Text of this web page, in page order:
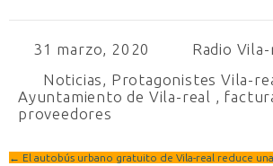
31 marzo, 2020
Radio
Noticias, Protagonistes Vila-
Ayuntamiento de Vila-real ,
proveedores
← El autobús urbano gratuito de Vila-real reduce